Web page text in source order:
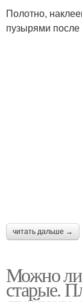
Полотно,
пузырями
читать дальше →
Можно ли
старые.